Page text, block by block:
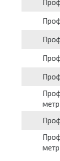
метр
метр